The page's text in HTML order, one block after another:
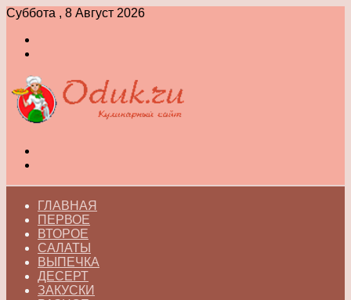
Суббота , 8 Август 2026
ГЛАВНАЯ
ПЕРВОЕ
ВТОРОЕ
САЛАТЫ
ВЫПЕЧКА
ДЕСЕРТ
ЗАКУСКИ